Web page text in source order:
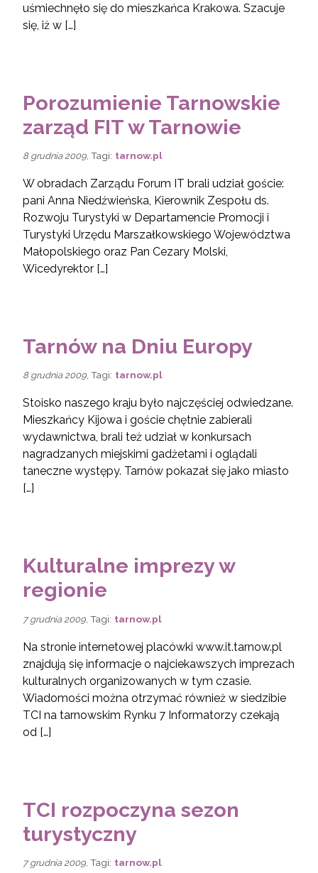
uśmiechnęło się do mieszkańca Krakowa. Szacuje
się, iż w […]
Porozumienie Tarnowskie
zarząd FIT w Tarnowie
8 grudnia 2009 , Tagi: tarnow.pl
W obradach Zarządu Forum IT brali udział goście:
pani Anna Niedźwieńska, Kierownik Zespołu ds.
Rozwoju Turystyki w Departamencie Promocji i
Turystyki Urzędu Marszałkowskiego Województwa
Małopolskiego oraz Pan Cezary Molski,
Wicedyrektor […]
Tarnów na Dniu Europy
8 grudnia 2009, Tagi: tarnow.pl
Stoisko naszego kraju było najczęściej odwiedzane.
Mieszkańcy Kijowa i goście chętnie zabierali
wydawnictwa, brali też udział w konkursach
nagradzanych miejskimi gadżetami i oglądali
taneczne występy. Tarnów pokazał się jako miasto
[…]
Kulturalne imprezy w
regionie
7 grudnia 2009 , Tagi: tarnow.pl
Na stronie internetowej placówki www.it.tarnow.pl
znajdują się informacje o najciekawszych imprezach
kulturalnych organizowanych w tym czasie.
Wiadomości można otrzymać również w siedzibie
TCI na tarnowskim Rynku 7 Informatorzy czekają
od […]
TCI rozpoczyna sezon
turystyczny
7 grudnia 2009 , Tagi: tarnow.pl